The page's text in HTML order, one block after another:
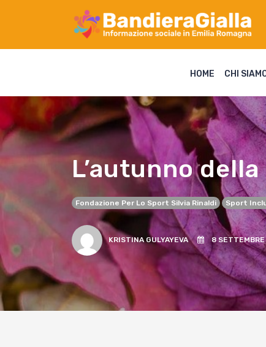
HOME CHI
L’autunno
Fondazione Per Lo Sport Silvia Rinaldi Sport
KRISTINA GULYAYEVA 8